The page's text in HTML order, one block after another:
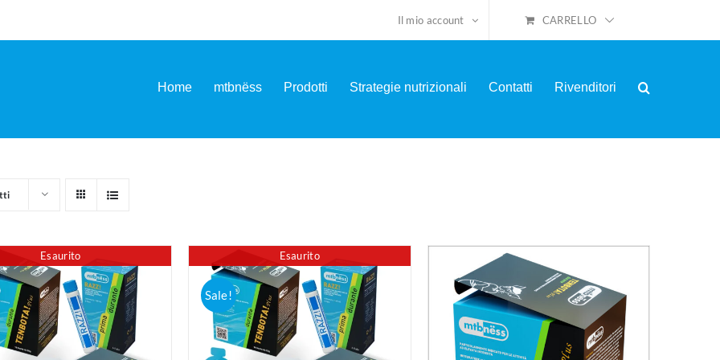
Il mio account CARRELLO
Home mtbnëss Prodotti Strategie nutrizionali Contatti Rivenditori
Esaurito Esaurito
Sale!